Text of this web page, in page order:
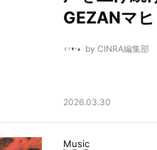
GEZANマ
by CINRA編集部
2026.03.30
Music